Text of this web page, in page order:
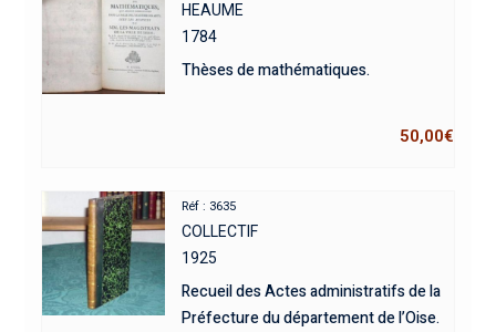
HEAUME
1784
Thèses de mathématiques.
50,00€
Réf : 3635
COLLECTIF
1925
Recueil des Actes administratifs de la
Préfecture du département de l’Oise.